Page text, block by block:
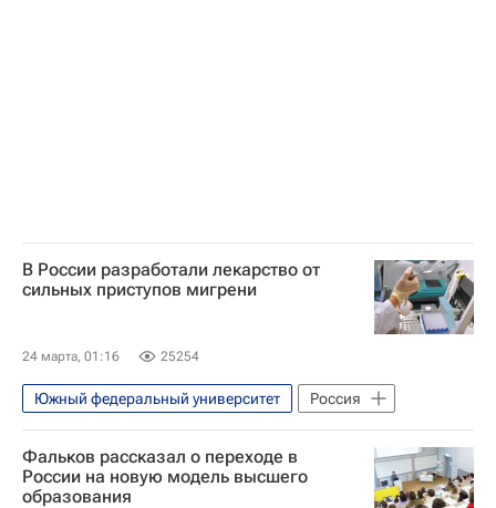
В России разработали лекарство от
сильных приступов мигрени
24 марта, 01:16 25254
Южный федеральный университет Россия
Фальков рассказал о переходе в
России на новую модель высшего
образования